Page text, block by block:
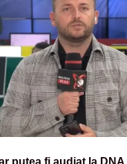
putea fi audiat la